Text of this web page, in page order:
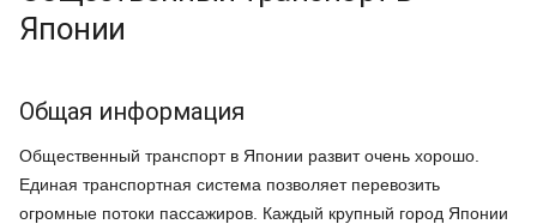
Японии
Общая информация
Общественный транспорт в Японии развит очень хорошо.
Единая транспортная система позволяет перевозить
огромные потоки пассажиров. Каждый крупный город Японии